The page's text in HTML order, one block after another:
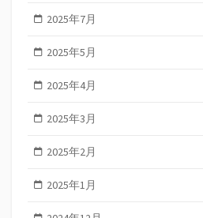
2025年7月
2025年5月
2025年4月
2025年3月
2025年2月
2025年1月